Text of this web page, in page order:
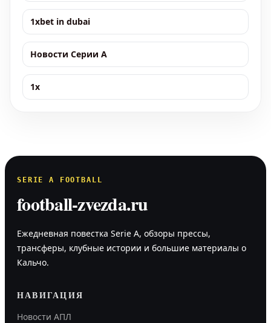
1xbet in dubai
Новости Серии А
1x
SERIE A FOOTBALL
football-zvezda.ru
Ежедневная повестка Serie A, обзоры прессы,
трансферы, клубные истории и большие материалы о
Кальчо.
НАВИГАЦИЯ
Новости АПЛ